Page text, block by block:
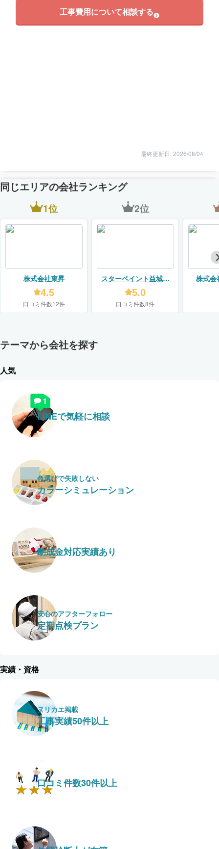
工事費用について相談する
最終更新日: 2026/08/04
同じエリアの会社ランキング
1位
株式会社東昇
4.5
口コミ件数12件
2位
スターペイント益城店
（美双建）
5.0
口コミ件数8件
株式会
テーマから会社を探す
人気
LINEで気軽に相談
色選びで失敗しない
カラーシミュレーション
助成金対応実績あり
安心のアフターフォロー
定期点検プラン
実績・資格
ヌリカエ掲載
工事実績50件以上
口コミ件数30件以上